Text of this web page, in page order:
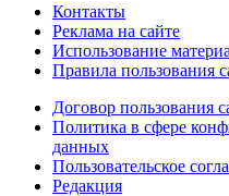
Контакты
Реклама на сайте
Использование
Правила пользования
Договор пользования
Политика в сфере
данных
Пользовательское
Редакция